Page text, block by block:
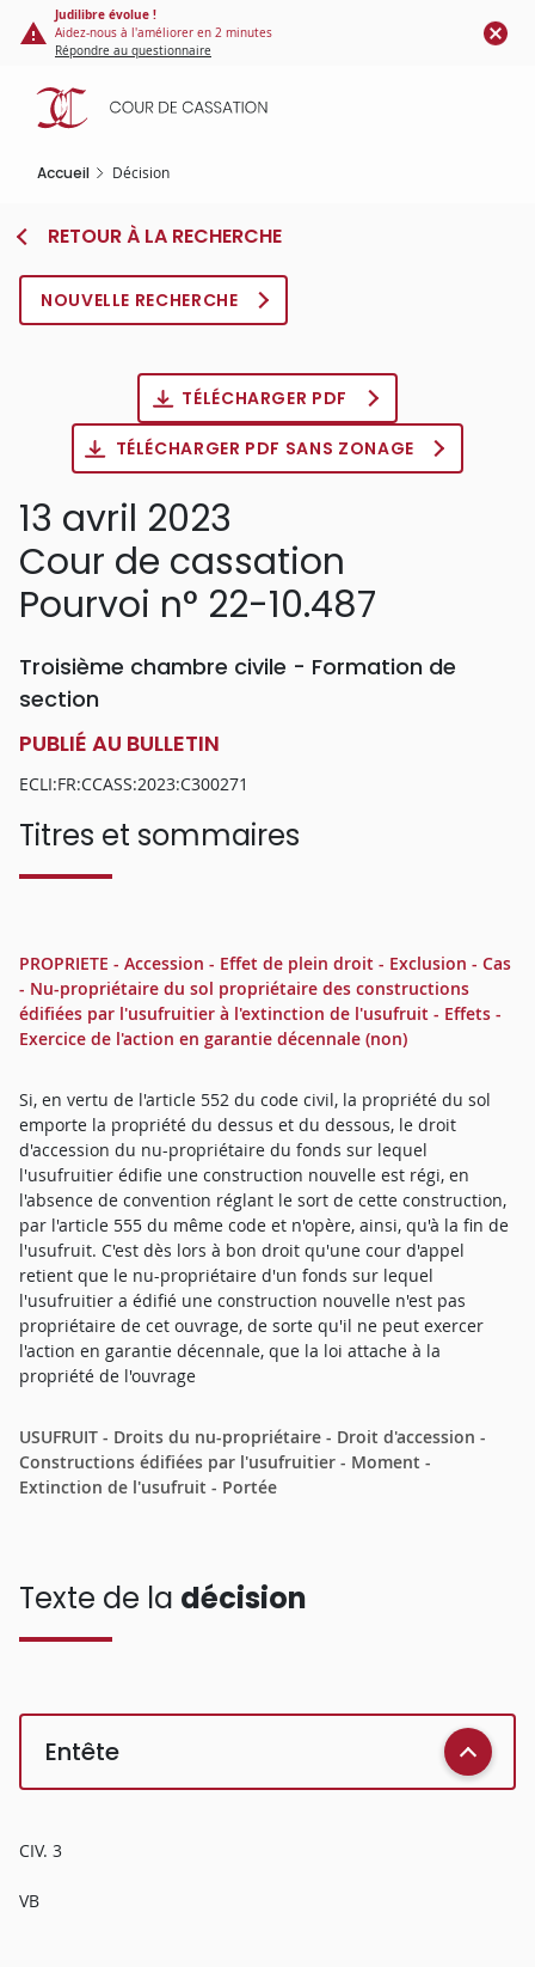
Panneau de gestion des cookies
contenu
principal
Judilibre évolue !
Aidez-nous à l'améliorer en 2 minutes
Répondre au questionnaire
Accueil Décision
RETOUR À LA RECHERCHE
NOUVELLE RECHERCHE
TÉLÉCHARGER PDF
TÉLÉCHARGER PDF SANS ZONAGE
13 avril 2023
Cour de cassation
Pourvoi n° 22-10.487
Troisième chambre civile - Formation de
section
PUBLIÉ AU BULLETIN
ECLI:FR:CCASS:2023:C300271
Titres et sommaires
PROPRIETE - Accession - Effet de plein droit - Exclusion - Cas
- Nu-propriétaire du sol propriétaire des constructions
édifiées par l'usufruitier à l'extinction de l'usufruit - Effets -
Exercice de l'action en garantie décennale (non)
Si, en vertu de l'article 552 du code civil, la propriété du sol
emporte la propriété du dessus et du dessous, le droit
d'accession du nu-propriétaire du fonds sur lequel
l'usufruitier édifie une construction nouvelle est régi, en
l'absence de convention réglant le sort de cette construction,
par l'article 555 du même code et n'opère, ainsi, qu'à la fin de
l'usufruit. C'est dès lors à bon droit qu'une cour d'appel
retient que le nu-propriétaire d'un fonds sur lequel
l'usufruitier a édifié une construction nouvelle n'est pas
propriétaire de cet ouvrage, de sorte qu'il ne peut exercer
l'action en garantie décennale, que la loi attache à la
propriété de l'ouvrage
USUFRUIT - Droits du nu-propriétaire - Droit d'accession -
Constructions édifiées par l'usufruitier - Moment -
Extinction de l'usufruit - Portée
Texte de la décision
Entête
CIV. 3
VB